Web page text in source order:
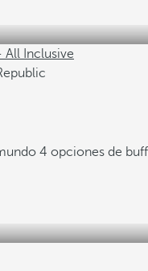
All Inclusive
4 opciones de